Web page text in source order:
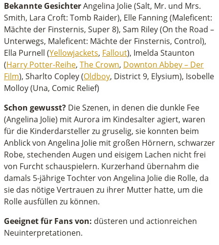
Bekannte GesichterAngelina Jolie (Salt, Mr. und Mrs.
Smith, Lara Croft: Tomb Raider), Elle Fanning (Maleficent:
Mächte der Finsternis, Super 8), Sam Riley (On the Road –
Unterwegs, Maleficent: Mächte der Finsternis, Control),
Ella Purnell (Yellowjackets, Fallout), Imelda Staunton
(Harry Potter-Reihe, The Crown, Downton Abbey – Der
Film), Sharlto Copley (Oldboy, District 9, Elysium), Isobelle
Molloy (Una, Comic Relief)
Schon gewusst? Die Szenen, in denen die dunkle Fee
(Angelina Jolie) mit Aurora im Kindesalter agiert, waren
für die Kinderdarsteller zu gruselig, sie konnten beim
Anblick von Angelina Jolie mit großen Hörnern, schwarzer
Robe, stechenden Augen und eisigem Lachen nicht frei
von Furcht schauspielern. Kurzerhand übernahm die
damals 5-jährige Tochter von Angelina Jolie die Rolle, da
sie das nötige Vertrauen zu ihrer Mutter hatte, um die
Rolle ausfüllen zu können.
Geeignet für Fans von: düsteren und actionreichen
Neuinterpretationen.